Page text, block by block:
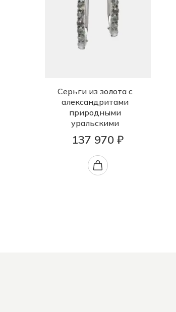
Серьги из золота с
александритами
природными
уральскими
137 970 ₽